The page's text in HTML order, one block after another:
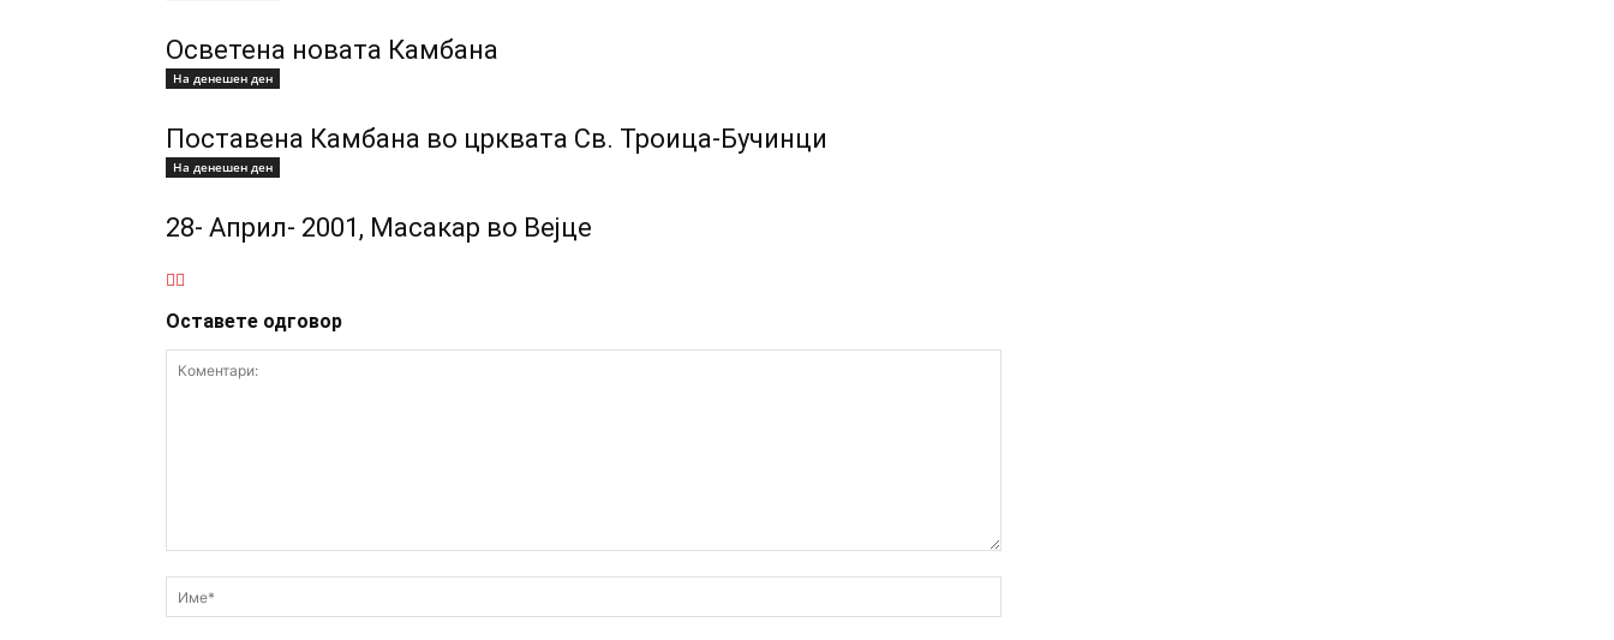
Осветена новата Камбана
На денешен ден
Поставена Камбана во црквата Св. Троица-Бучинци
На денешен ден
28- Април- 2001, Масакар во Вејце
Оставете одговор